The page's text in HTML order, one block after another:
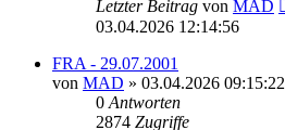
Letzter Beitrag von MAD
03.04.2026 12:14:56
FRA - 29.07.2001
von MAD » 03.04.2026 09:15:22
0 Antworten
2874 Zugriffe